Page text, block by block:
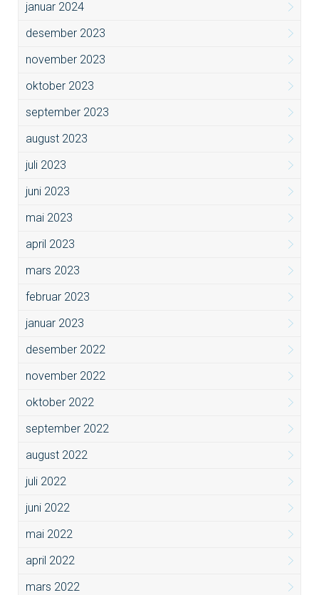
januar 2024
desember 2023
november 2023
oktober 2023
september 2023
august 2023
juli 2023
juni 2023
mai 2023
april 2023
mars 2023
februar 2023
januar 2023
desember 2022
november 2022
oktober 2022
september 2022
august 2022
juli 2022
juni 2022
mai 2022
april 2022
mars 2022